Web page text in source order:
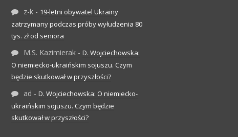
z-k - 19-letni obywatel Ukrainy
zatrzymany podczas próby wyłudzenia 80
tys. zł od seniora
M.S. Kazimierak - D. Wojciechowska:
O niemiecko-ukraińskim sojuszu. Czym
będzie skutkował w przyszłości?
ad - D. Wojciechowska: O niemiecko-
ukraińskim sojuszu. Czym będzie
skutkował w przyszłości?